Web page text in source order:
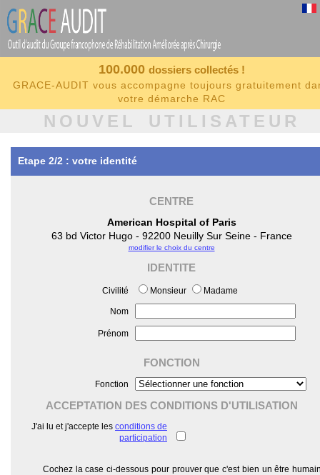
100.000 dossiers collectés !
GRACE-AUDIT vous accompagne toujours gratuitement
votre démarche RAC
NOUVEL UTILISATEUR
Etape 2/2 : votre identité
CENTRE
American Hospital of Paris
63 bd Victor Hugo - 92200 Neuilly Sur Seine - France
modifier le choix du centre
IDENTITE
Civilité Monsieur Madame
Nom
Prénom
FONCTION
Fonction
ACCEPTATION DES CONDITIONS D'UTILISATION
J'ai lu et j'accepte les conditions de
participation
Cochez la case ci-dessous pour prouver que c'est bien un être